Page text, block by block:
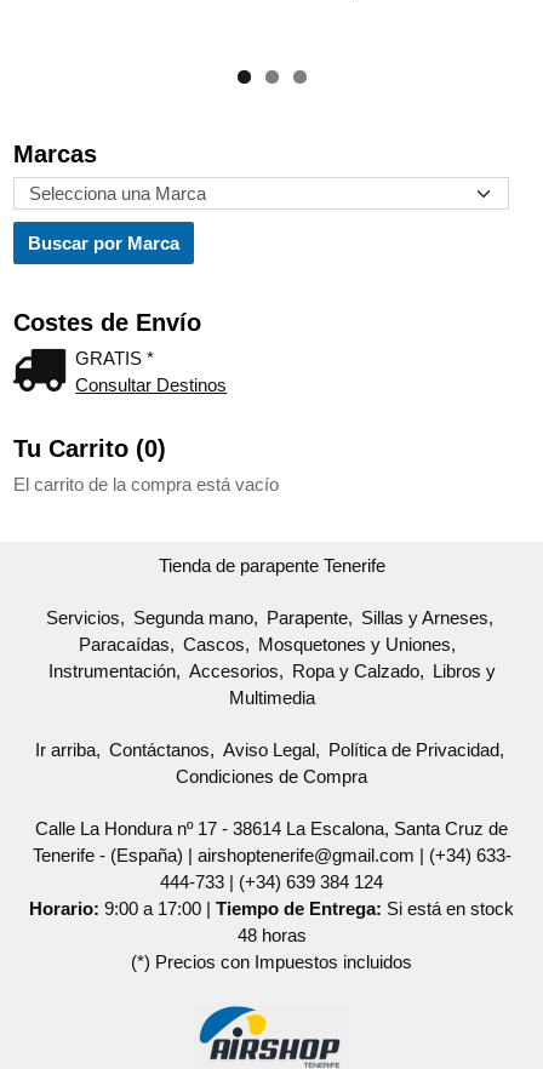
Marcas
Costes de Envío
GRATIS *
Consultar Destinos
Tu Carrito (0)
El carrito de la compra está vacío
Tienda de parapente Tenerife
Servicios Segunda mano Parapente
Sillas y Arneses
Paracaídas
Cascos
Mosquetones y Uniones
Instrumentación
Accesorios Ropa y Calzado
Libros y
Multimedia
Ir arriba Contáctanos Aviso Legal
Política de Privacidad
Condiciones de Compra
Calle La Hondura nº 17 - 38614 La Escalona, Santa Cruz de
Tenerife - (España) | airshoptenerife@gmail.com | (+34) 633-
444-733 | (+34) 639 384 124
Horario: 9:00 a 17:00 | Tiempo de Entrega: Si está en stock
48 horas
(*) Precios con Impuestos incluidos